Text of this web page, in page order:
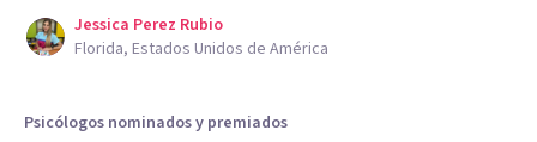
Jessica Perez Rubio
Florida, Estados Unidos de América
Psicólogos nominados y premiados